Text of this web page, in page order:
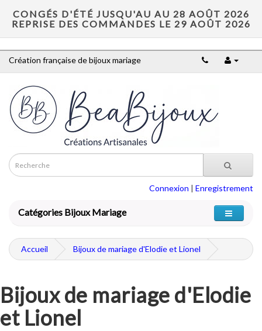
CONGÉS D'ÉTÉ JUSQU'AU AU 28 AOÛT 2026
REPRISE DES COMMANDES LE 29 AOÛT 2026
Création française de bijoux mariage
Connexion | Enregistrement
Catégories Bijoux Mariage
Accueil Bijoux de mariage d'Elodie et Lionel
Bijoux de mariage d'Elodie
et Lionel